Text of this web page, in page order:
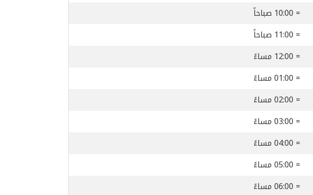
= 10:00 صباحاً
= 11:00 صباحاً
= 12:00 مساءً
= 01:00 مساءً
= 02:00 مساءً
= 03:00 مساءً
= 04:00 مساءً
= 05:00 مساءً
= 06:00 مساءً